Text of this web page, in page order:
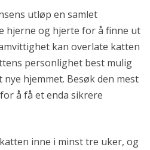
utløp en samlet
hjerne og hjerte for å finne ut
kan overlate katten
personlighet best mulig
hjemmet. Besøk den mest
å få et enda sikrere
inne i minst tre uker, og